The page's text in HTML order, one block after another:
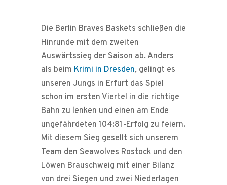
Die Berlin Braves Baskets schließen die
Hinrunde mit dem zweiten
Auswärtssieg der Saison ab. Anders
als beim Krimi in Dresden, gelingt es
unseren Jungs in Erfurt das Spiel
schon im ersten Viertel in die richtige
Bahn zu lenken und einen am Ende
ungefährdeten 104:81-Erfolg zu feiern.
Mit diesem Sieg gesellt sich unserem
Team den Seawolves Rostock und den
Löwen Brauschweig mit einer Bilanz
von drei Siegen und zwei Niederlagen